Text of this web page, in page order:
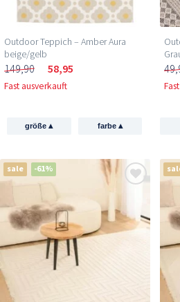
Outdoor Teppich – Amber Aura
beige/gelb
149,90 58,95
Fast ausverkauft
größe▴ farbe ▴
sale -61%